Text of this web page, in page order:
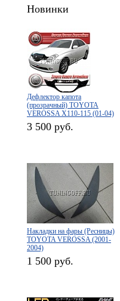
Новинки
Дефлектор капота
(прозрачный) TOYOTA
VEROSSA X110-115 (01-04)
3 500 руб.
Накладки на фары (Ресницы)
TOYOTA VEROSSA (2001-
2004)
1 500 руб.